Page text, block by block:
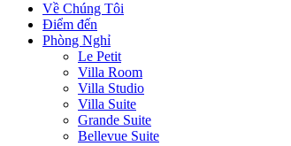
Về Chúng Tôi
Điểm đến
Phòng Nghỉ
Le Petit
Villa Room
Villa Studio
Villa Suite
Grande Suite
Bellevue Suite